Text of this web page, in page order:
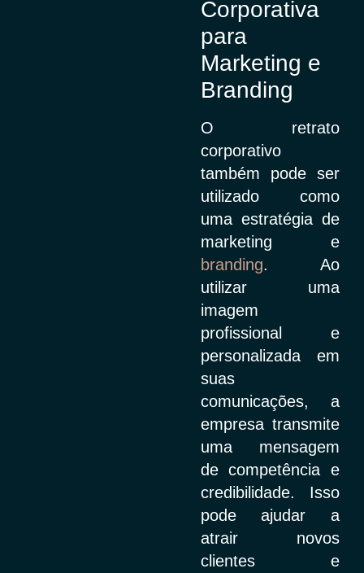
Corporativa
para
Marketing e
Branding
O retrato
corporativo
também pode ser
utilizado como
uma estratégia de
marketing e
branding. Ao
utilizar uma
imagem
profissional e
personalizada em
suas
comunicações, a
empresa transmite
uma mensagem
de competência e
credibilidade. Isso
pode ajudar a
atrair novos
clientes e